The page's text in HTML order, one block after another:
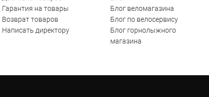
Гарантия на товары
Возврат товаров
Написать директору
Блог веломагазина
Блог по велосервису
Блог горнолыжного
магазина